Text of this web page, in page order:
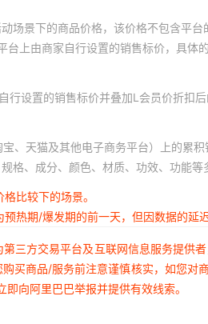
场景下的商品价格，该价格不包含平
台上由商家自行设置的销售标价，具体
设置的销售标价并叠加L会员价折扣后
、天猫及其他电子商务平台）上的累积
格、成分、颜色、材质、功效、功能
比较下的场景。
热期/爆发期的前一天，但因数据的延
三方交易平台及互联网信息服务提供
买商品/服务前注意谨慎核实，如您
向阿里巴巴举报并提供有效线索。